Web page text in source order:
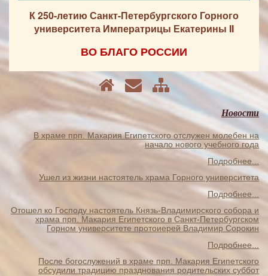
К 250-летию Санкт-Петербургского Горного
университета Императрицы Екатерины II
ВО БЛАГО РОССИИ
Новости
В храме прп. Макария Египетского отслужен молебен на
начало нового учебного года
Подробнее...
Ушел из жизни настоятель храма Горного университета
Подробнее...
Отошел ко Господу настоятель Князь-Владимирского собора и
храма прп. Макария Египетского в Санкт-Петербургском
Горном университете протоиерей Владимир Сорокин
Подробнее...
После богослужений в храме прп. Макария Египетского
обсудили традицию празднования родительских суббот